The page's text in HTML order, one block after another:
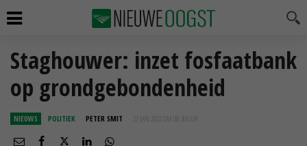
Staghouwer: inzet fosfaatbank
op grondgebondenheid
NIEUWS POLITIEK PETER SMIT 22 JAN 2022 OM 08:30